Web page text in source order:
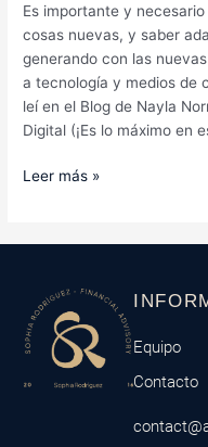
Es importante y
cosas nuevas, y saber
generando con las
a tecnología y medios de
leí en el Blog de Nayla
Digital (¡Es lo máximo en
Leer más »
Equipo
Contacto